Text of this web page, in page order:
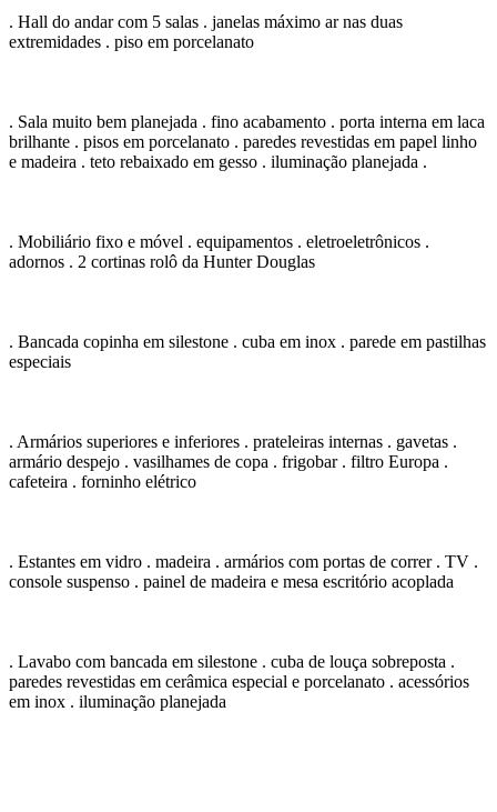
. Hall do andar com 5 salas . janelas máximo ar nas duas
extremidades . piso em porcelanato
. Sala muito bem planejada . fino acabamento . porta interna em laca
brilhante . pisos em porcelanato . paredes revestidas em papel linho
e madeira . teto rebaixado em gesso . iluminação planejada .
. Mobiliário fixo e móvel . equipamentos . eletroeletrônicos .
adornos . 2 cortinas rolô da Hunter Douglas
. Bancada copinha em silestone . cuba em inox . parede em pastilhas
especiais
. Armários superiores e inferiores . prateleiras internas . gavetas .
armário despejo . vasilhames de copa . frigobar . filtro Europa .
cafeteira . forninho elétrico
. Estantes em vidro . madeira . armários com portas de correr . TV .
console suspenso . painel de madeira e mesa escritório acoplada
. Lavabo com bancada em silestone . cuba de louça sobreposta .
paredes revestidas em cerâmica especial e porcelanato . acessórios
em inox . iluminação planejada